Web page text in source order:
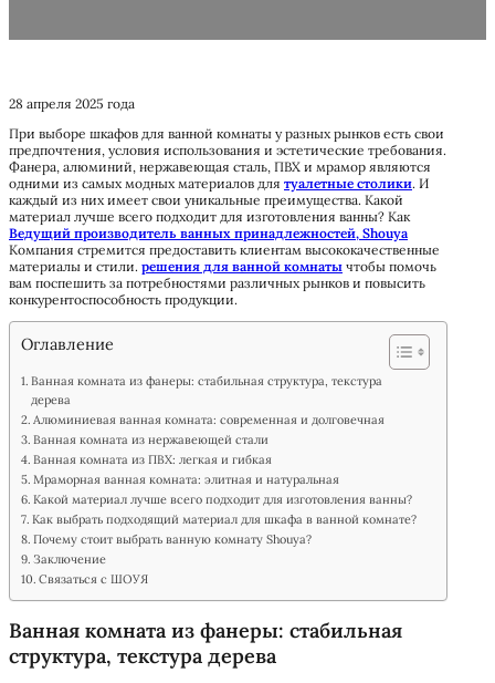
28 апреля 2025 года
При выборе шкафов для ванной комнаты у разных рынков есть свои
предпочтения, условия использования и эстетические требования.
Фанера, алюминий, нержавеющая сталь, ПВХ и мрамор являются
одними из самых модных материалов для туалетные столики. И
каждый из них имеет свои уникальные преимущества. Какой
материал лучше всего подходит для изготовления ванны? Как
Ведущий производитель ванных принадлежностей, Shouya
Компания стремится предоставить клиентам высококачественные
материалы и стили. решения для ванной комнаты чтобы помочь
вам поспешить за потребностями различных рынков и повысить
конкурентоспособность продукции.
Оглавление
Ванная комната из фанеры: стабильная структура, текстура
дерева
Алюминиевая ванная комната: современная и долговечная
Ванная комната из нержавеющей стали
Ванная комната из ПВХ: легкая и гибкая
Мраморная ванная комната: элитная и натуральная
Какой материал лучше всего подходит для изготовления ванны?
Как выбрать подходящий материал для шкафа в ванной комнате?
Почему стоит выбрать ванную комнату Shouya?
Заключение
Связаться с ШОУЯ
Ванная комната из фанеры: стабильная
структура, текстура дерева